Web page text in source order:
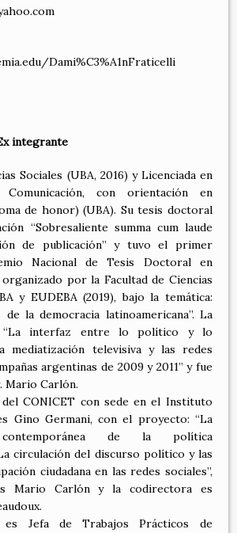
Dami%C3%A1nFraticelli
integrante
Sociales (UBA, 2016) y Licenciada en
con orientación en
de honor) (UBA). Su tesis doctoral
“Sobresaliente summa cum laude
de publicación” y tuvo el primer
Nacional de Tesis Doctoral en
organizado por la Facultad de Ciencias
y EUDEBA (2019), bajo la temática:
de la democracia latinoamericana”. La
interfaz entre lo político y lo
mediatización televisiva y las redes
argentinas de 2009 y 2011” y fue
Mario Carlón.
CONICET con sede en el Instituto
Gino Germani, con el proyecto: “La
contemporánea de la política
circulación del discurso político y las
ciudadana en las redes sociales”,
Mario Carlón y la codirectora es
Jefa de Trabajos Prácticos de